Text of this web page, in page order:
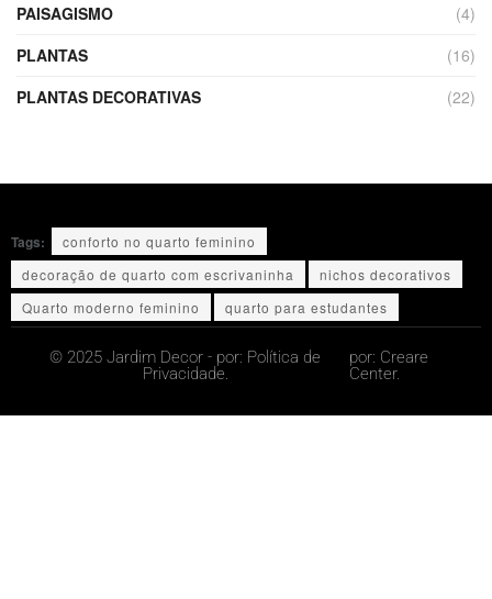
PAISAGISMO
(4)
PLANTAS
(16)
PLANTAS DECORATIVAS
(22)
Tags:
conforto no quarto feminino
decoração de quarto com escrivaninha
nichos decorativos
Quarto moderno feminino
quarto para estudantes
© 2025 Jardim Decor - por: Política de
Privacidade.
por: Creare
Center.